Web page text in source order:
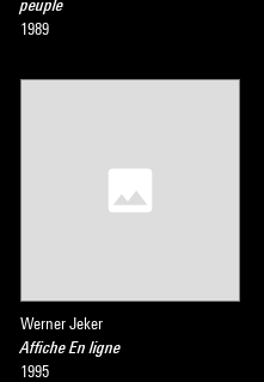
peuple
1989
Werner Jeker
Affiche En ligne
1995